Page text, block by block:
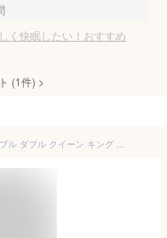
く快眠したい！おすすめ
(1件) >
ベッドパッド 敷きパッド シングル セミダブル ダブル クイーン キング ワイドキング 抗菌 防臭 防ダニ 静電気 ハウスダスト 洗える 丸洗い 洗濯機 吸湿 速乾 高機能 ベッドカバー マットレスカバー 敷きカバー 布団カバー 洗い替え 来客用 新生活 クラッセ エムールベビー